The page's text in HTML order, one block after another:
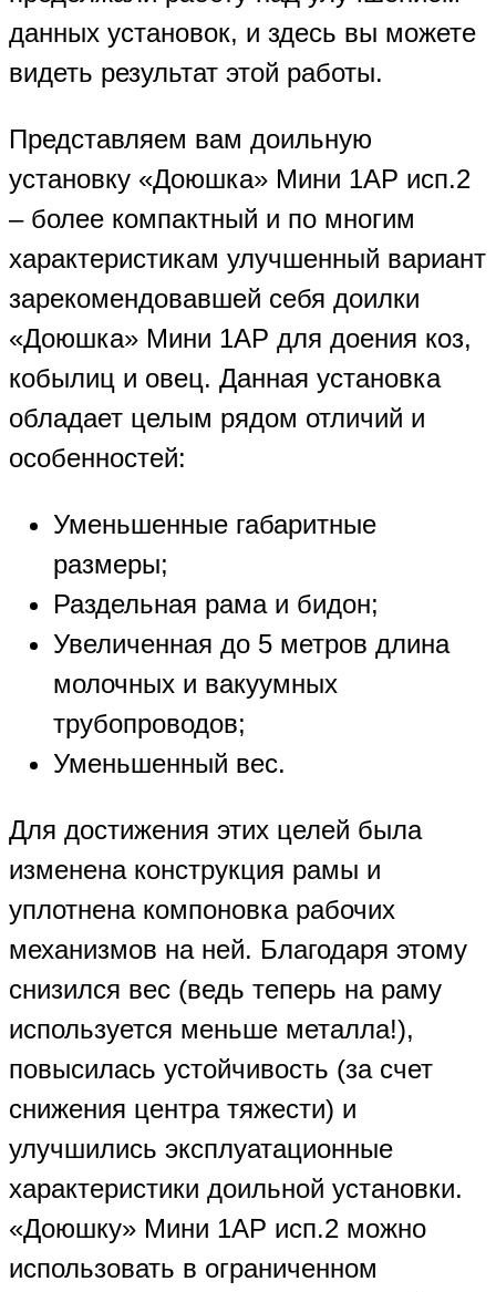
данных установок, и здесь вы можете
видеть результат этой работы.
Представляем вам доильную
установку «Доюшка» Мини 1АР исп.2
– более компактный и по многим
характеристикам улучшенный вариант
зарекомендовавшей себя доилки
«Доюшка» Мини 1АР для доения коз,
кобылиц и овец. Данная установка
обладает целым рядом отличий и
особенностей:
Уменьшенные габаритные
размеры;
Раздельная рама и бидон;
Увеличенная до 5 метров длина
молочных и вакуумных
трубопроводов;
Уменьшенный вес.
Для достижения этих целей была
изменена конструкция рамы и
уплотнена компоновка рабочих
механизмов на ней. Благодаря этому
снизился вес (ведь теперь на раму
используется меньше металла!),
повысилась устойчивость (за счет
снижения центра тяжести) и
улучшились эксплуатационные
характеристики доильной установки.
«Доюшку» Мини 1АР исп.2 можно
использовать в ограниченном